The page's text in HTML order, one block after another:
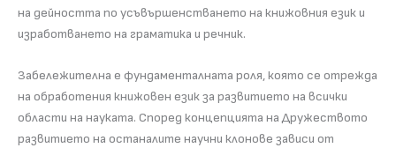
на дейността по усъвършенстването на книжовния език и
изработването на граматика и речник.
Забележителна е фундаменталната роля, която се отрежда
на обработения книжовен език за развитието на всички
области на науката. Според концепцията на Дружеството
развитието на останалите научни клонове зависи от